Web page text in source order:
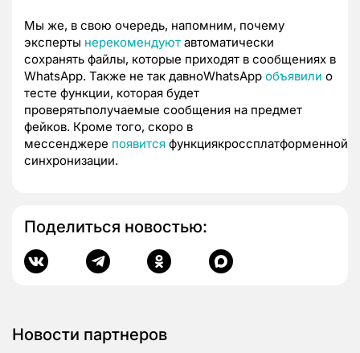
Мы же, в свою очередь, напомним, почему
эксперты нерекомендуют автоматически
сохранять файлы, которые приходят в сообщениях в
WhatsApp. Также не так давноWhatsApp объявили о
тесте функции, которая будет
проверятьполучаемые сообщения на предмет
фейков. Кроме того, скоро в
мессенджере появится функциякроссплатформенной
синхронизации.
Поделиться новостью:
Новости партнеров